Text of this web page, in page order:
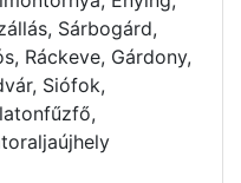
Sárbogárd,
Ráckeve, Gárdony,
Siófok,